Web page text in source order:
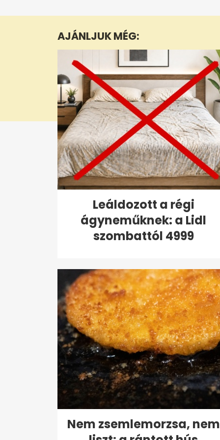
1
16
secondsVolume
0%
AJÁNLJUK MÉG:
Leáldozott a régi
ágyneműknek: a Lidl
szombattól 4999
Nem zsemlemorzsa, nem